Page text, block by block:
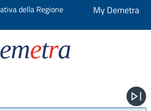
della Regione
My Demetra
etra